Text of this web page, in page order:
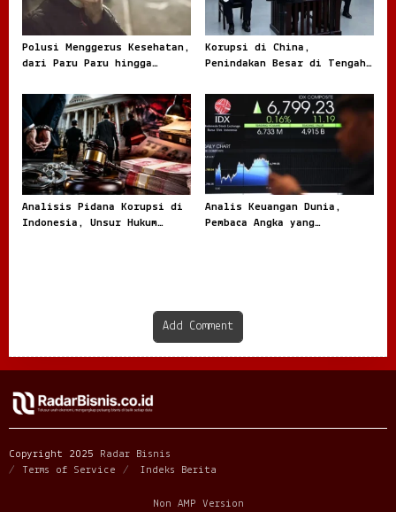
Polusi Menggerus Kesehatan,
dari Paru Paru hingga
Korupsi di China,
Penindakan Besar di Tengah
Analisis Pidana Korupsi di
Indonesia, Unsur Hukum
Analis Keuangan Dunia,
Pembaca Angka yang
Add Comment
Copyright 2025
Radar Bisnis
Terms of Service
Indeks Berita
Non AMP Version